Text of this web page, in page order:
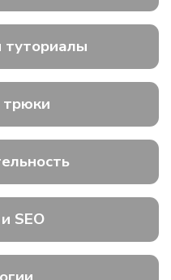
туториалы
SEO